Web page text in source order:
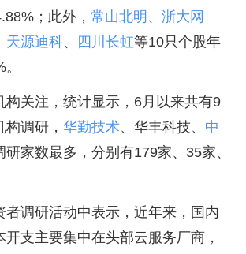
；此外， 常山北明 、 浙大网
天源迪科、 四川长虹等10只个股年
构关注，统计显示，6月以来共有9
调研， 华勤技术、华丰科技、 中
研家数最多，分别有179家、35家、
者调研活动中表示，近年来，国内
支主要集中在头部云服务厂商，